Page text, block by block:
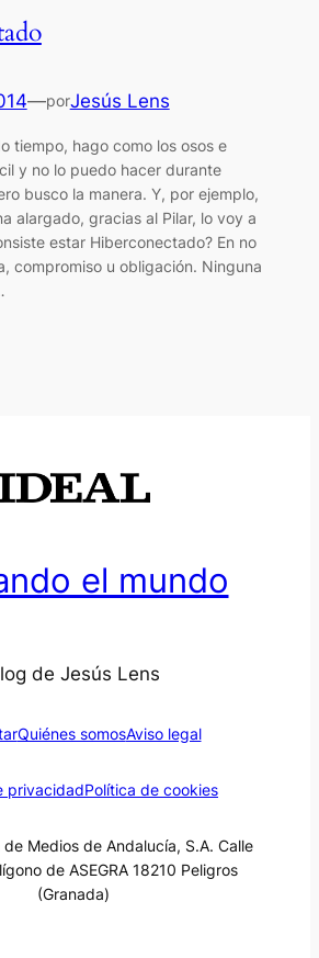
—porJesús Lens
tiempo, hago como los osos e
y no lo puedo hacer durante
busco la manera. Y, por ejemplo,
alargado, gracias al Pilar, lo voy a
estar Hiberconectado? En no
compromiso u obligación. Ninguna
el mundo
de Jesús Lens
Quiénes somosAviso legal
privacidadPolítica de cookies
Medios de Andalucía, S.A. Calle
de ASEGRA 18210 Peligros
(Granada)